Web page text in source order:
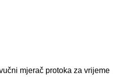
mjerač protoka za vrijeme